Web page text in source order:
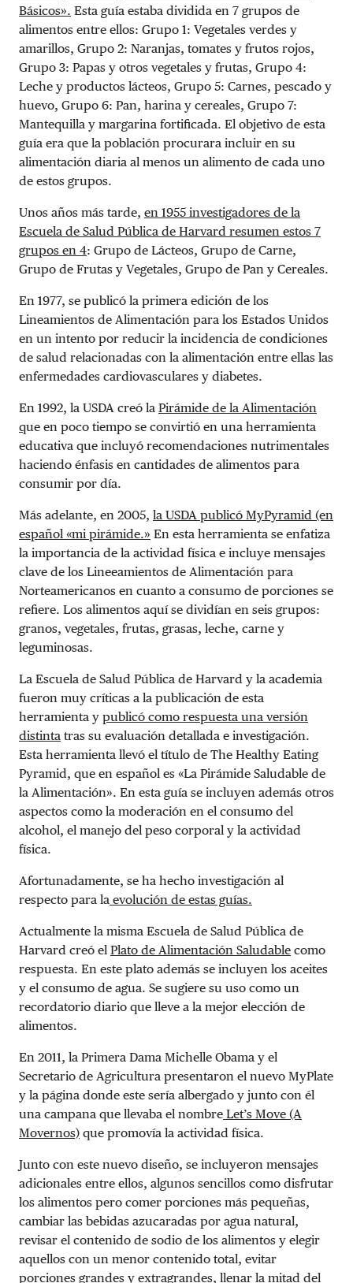
Básicos». Esta guía estaba dividida en 7 grupos de
alimentos entre ellos: Grupo 1: Vegetales verdes y
amarillos, Grupo 2: Naranjas, tomates y frutos rojos,
Grupo 3: Papas y otros vegetales y frutas, Grupo 4:
Leche y productos lácteos, Grupo 5: Carnes, pescado y
huevo, Grupo 6: Pan, harina y cereales, Grupo 7:
Mantequilla y margarina fortificada. El objetivo de esta
guía era que la población procurara incluir en su
alimentación diaria al menos un alimento de cada uno
de estos grupos.
Unos años más tarde, en 1955 investigadores de la
Escuela de Salud Pública de Harvard resumen estos 7
grupos en 4: Grupo de Lácteos, Grupo de Carne,
Grupo de Frutas y Vegetales, Grupo de Pan y Cereales.
En 1977, se publicó la primera edición de los
Lineamientos de Alimentación para los Estados Unidos
en un intento por reducir la incidencia de condiciones
de salud relacionadas con la alimentación entre ellas las
enfermedades cardiovasculares y diabetes.
En 1992, la USDA creó la Pirámide de la Alimentación
que en poco tiempo se convirtió en una herramienta
educativa que incluyó recomendaciones nutrimentales
haciendo énfasis en cantidades de alimentos para
consumir por día.
Más adelante, en 2005, la USDA publicó MyPyramid (en
español «mi pirámide.» En esta herramienta se enfatiza
la importancia de la actividad física e incluye mensajes
clave de los Lineeamientos de Alimentación para
Norteamericanos en cuanto a consumo de porciones se
refiere. Los alimentos aquí se dividían en seis grupos:
granos, vegetales, frutas, grasas, leche, carne y
leguminosas.
La Escuela de Salud Pública de Harvard y la academia
fueron muy críticas a la publicación de esta
herramienta y publicó como respuesta una versión
distinta tras su evaluación detallada e investigación.
Esta herramienta llevó el título de The Healthy Eating
Pyramid, que en español es «La Pirámide Saludable de
la Alimentación». En esta guía se incluyen además otros
aspectos como la moderación en el consumo del
alcohol, el manejo del peso corporal y la actividad
física.
Afortunadamente, se ha hecho investigación al
respecto para la evolución de estas guías.
Actualmente la misma Escuela de Salud Pública de
Harvard creó el Plato de Alimentación Saludable como
respuesta. En este plato además se incluyen los aceites
y el consumo de agua. Se sugiere su uso como un
recordatorio diario que lleve a la mejor elección de
alimentos.
En 2011, la Primera Dama Michelle Obama y el
Secretario de Agricultura presentaron el nuevo MyPlate
y la página donde este sería albergado y junto con él
una campana que llevaba el nombre Let’s Move (A
Movernos) que promovía la actividad física.
Junto con este nuevo diseño, se incluyeron mensajes
adicionales entre ellos, algunos sencillos como disfrutar
los alimentos pero comer porciones más pequeñas,
cambiar las bebidas azucaradas por agua natural,
revisar el contenido de sodio de los alimentos y elegir
aquellos con un menor contenido total, evitar
porciones grandes y extragrandes, llenar la mitad del